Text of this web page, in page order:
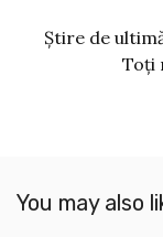
Știre de
Toți
You may also